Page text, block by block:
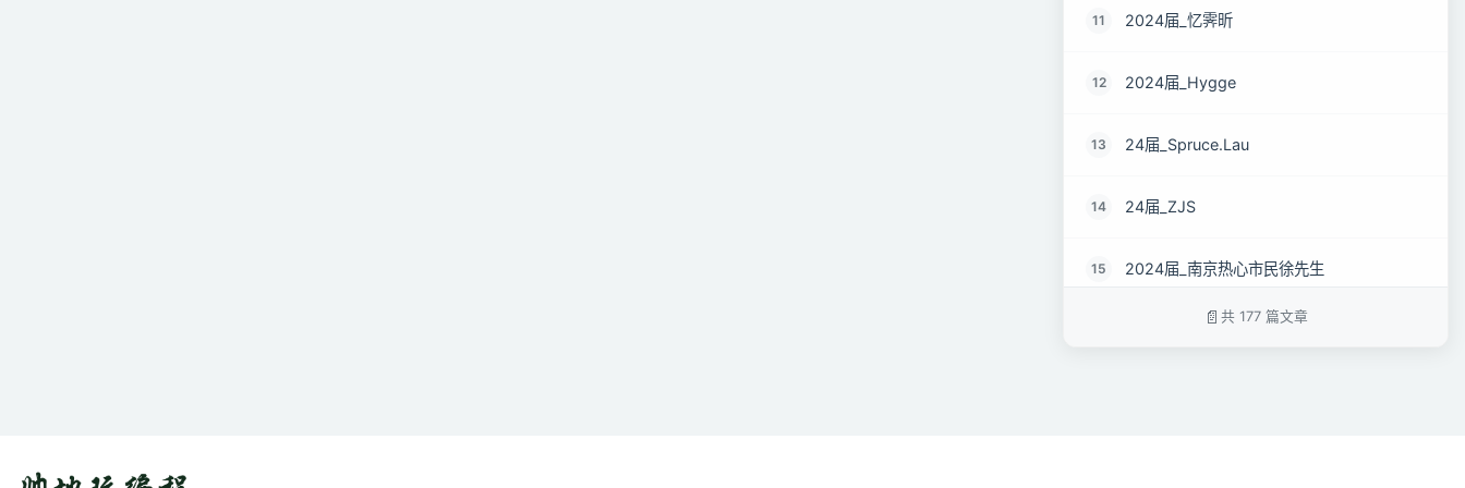
11 2024届_忆霁昕
12 2024届_Hygge
13 24届_Spruce.Lau
14 24届_ZJS
15 2024届_南京热心市民徐先生
共 177 篇文章